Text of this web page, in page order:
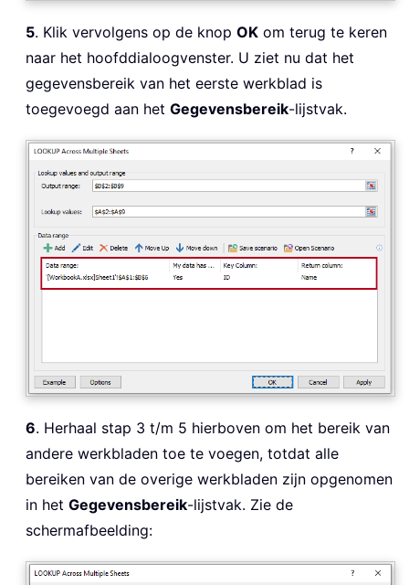
5. Klik vervolgens op de knop OK om terug te keren
naar het hoofddialoogvenster. U ziet nu dat het
gegevensbereik van het eerste werkblad is
toegevoegd aan het Gegevensbereik-lijstvak.
6. Herhaal stap 3 t/m 5 hierboven om het bereik van
andere werkbladen toe te voegen, totdat alle
bereiken van de overige werkbladen zijn opgenomen
in het Gegevensbereik-lijstvak. Zie de
schermafbeelding: